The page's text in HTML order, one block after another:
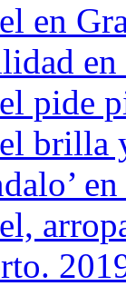
en
pide
brilla